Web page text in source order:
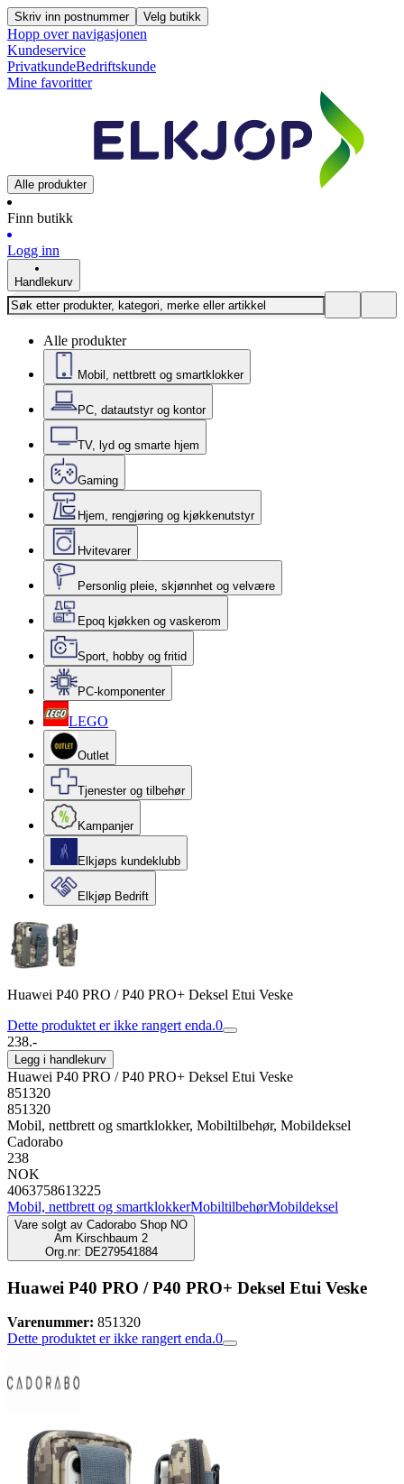
Skriv inn postnummer Velg butikk
Hopp over navigasjonen
Kundeservice
PrivatkundeBedriftskunde
Mine favoritter
Alle produkter
Finn butikk
Logg inn
Handlekurv
Alle produkter
Mobil, nettbrett og smartklokker
PC, datautstyr og kontor
TV, lyd og smarte hjem
Gaming
Hjem, rengjøring og kjøkkenutstyr
Hvitevarer
Personlig pleie, skjønnhet og velvære
Epoq kjøkken og vaskerom
Sport, hobby og fritid
PC-komponenter
LEGO
Outlet
Tjenester og tilbehør
Kampanjer
Elkjøps kundeklubb
Elkjøp Bedrift
Huawei P40 PRO / P40 PRO+ Deksel Etui Veske
Dette produktet er ikke rangert enda.0
238.-
Legg i handlekurv
Huawei P40 PRO / P40 PRO+ Deksel Etui Veske
851320
851320
Mobil, nettbrett og smartklokker, Mobiltilbehør, Mobildeksel
Cadorabo
238
NOK
4063758613225
Mobil, nettbrett og smartklokkerMobiltilbehørMobildeksel
Vare solgt av Cadorabo Shop NO
Am Kirschbaum 2
Org.nr: DE279541884
Huawei P40 PRO / P40 PRO+ Deksel Etui Veske
Varenummer: 851320
Dette produktet er ikke rangert enda.0